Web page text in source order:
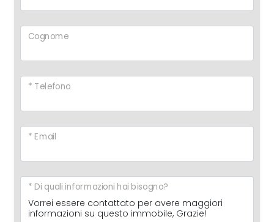
Cognome
* Telefono
* Email
* Di quali informazioni hai bisogno?